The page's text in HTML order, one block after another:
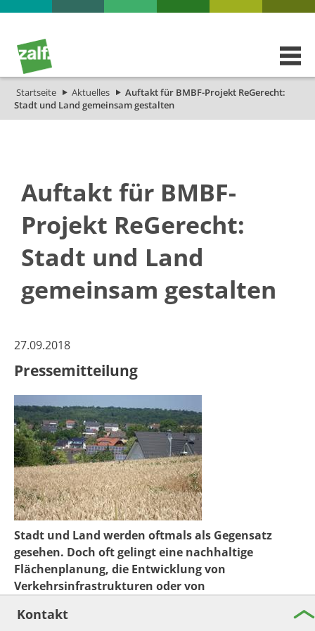
Startseite Aktuelles
Auftakt für BMBF-Projekt ReGerecht:
Stadt und Land gemeinsam gestalten
Auftakt für BMBF-
Projekt ReGerecht:
Stadt und Land
gemeinsam gestalten
27.09.2018
Pressemitteilung
Stadt und Land werden oftmals als Gegensatz
gesehen. Doch oft gelingt eine nachhaltige
Flächenplanung, die Entwicklung von
Verkehrsinfrastrukturen oder von
startete das vom Bundesministerium für Bildung
Kontakt